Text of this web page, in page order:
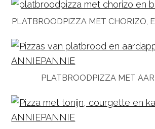
PLATBROODPIZZA MET CHORIZO,
PLATBROODPIZZA MET